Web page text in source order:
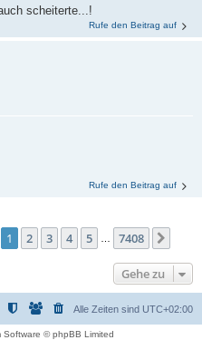
scheiterte...!
Rufe den Beitrag auf
Rufe den Beitrag auf
1von 7408
1 2 3 4 5 7408
Gehe zu
Alle Zeiten sind UTC+02:00
Software © phpBB Limited